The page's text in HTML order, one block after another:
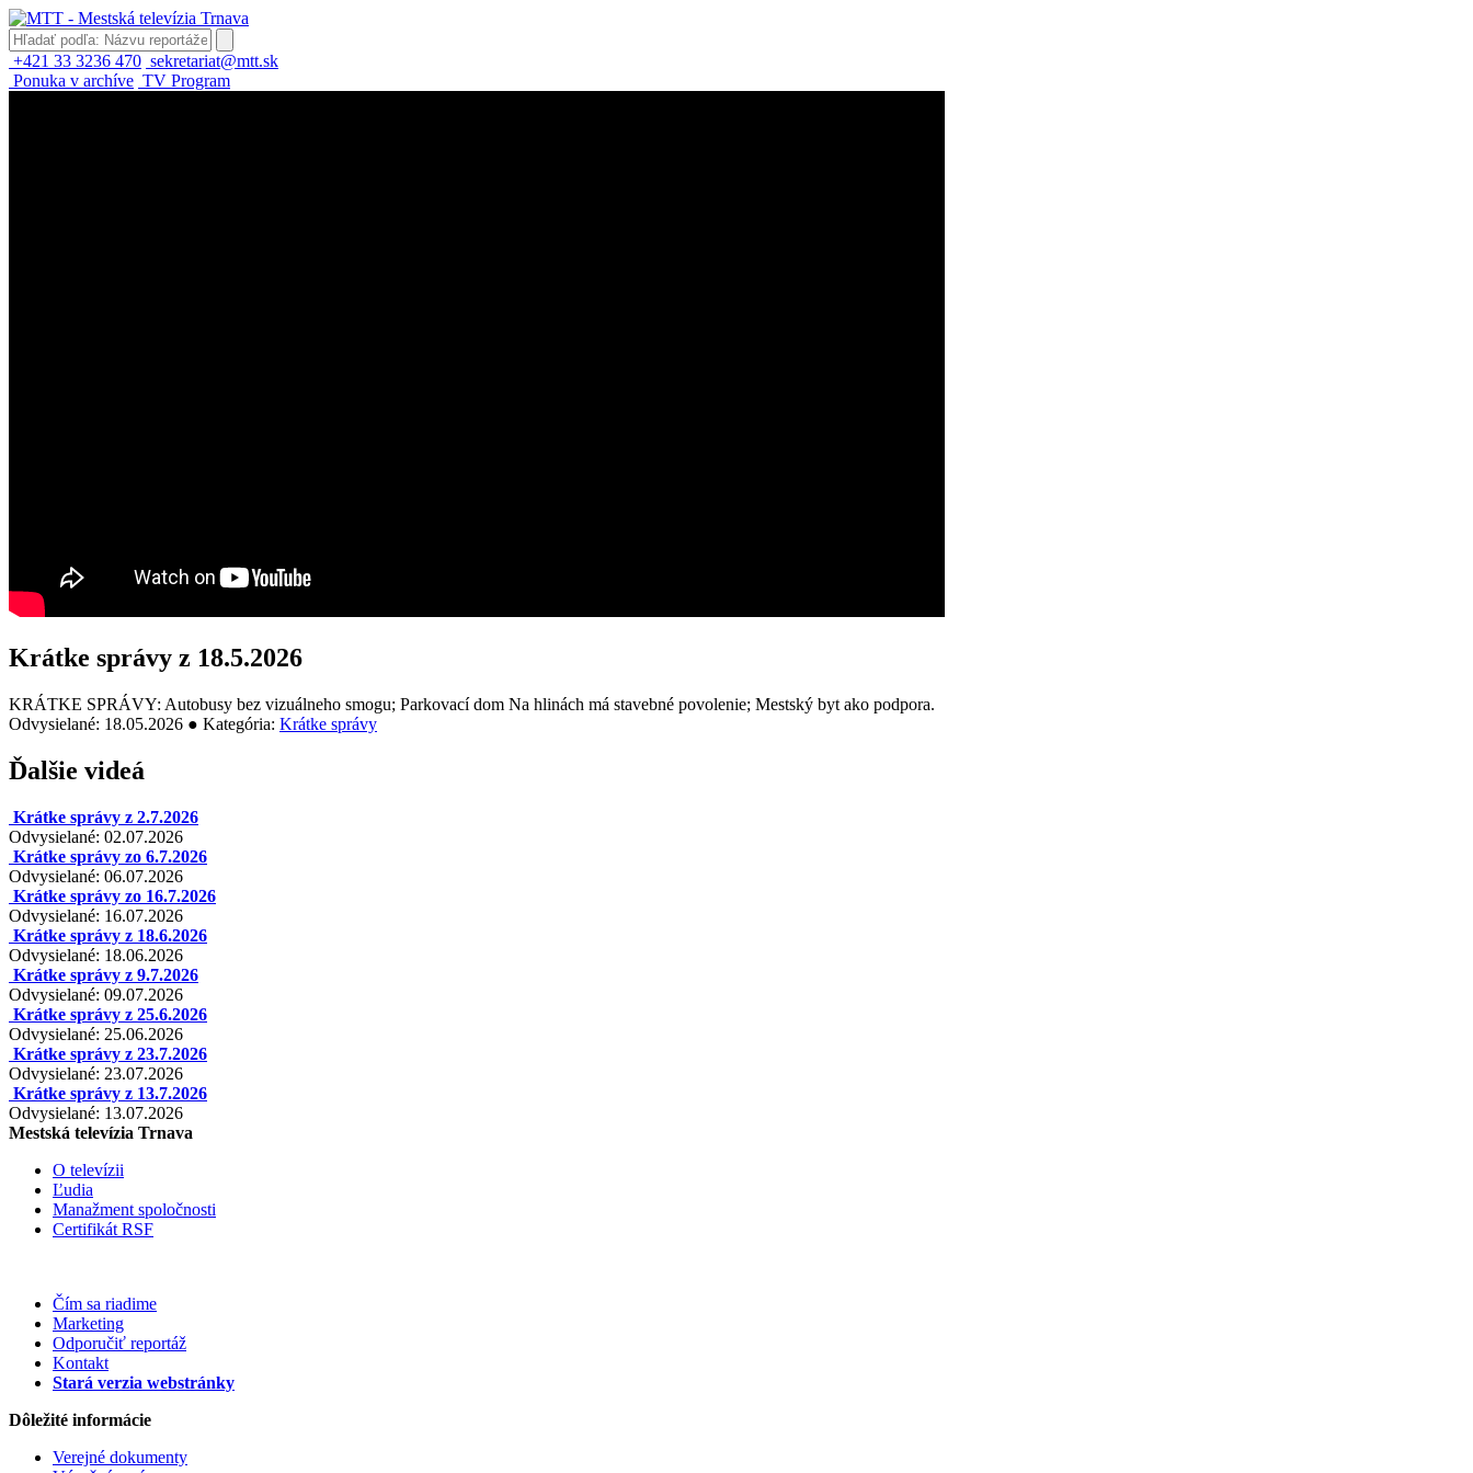
+421 33 3236 470 sekretariat@mtt.sk
Ponuka v archíve TV Program
Krátke správy z 18.5.2026
KRÁTKE SPRÁVY: Autobusy bez vizuálneho smogu; Parkovací dom Na hlinách má stavebné povolenie; Mestský byt ako podpora.
Odvysielané: 18.05.2026 ● Kategória: Krátke správy
Ďalšie videá
Krátke správy z 2.7.2026
Odvysielané: 02.07.2026
Krátke správy zo 6.7.2026
Odvysielané: 06.07.2026
Krátke správy zo 16.7.2026
Odvysielané: 16.07.2026
Krátke správy z 18.6.2026
Odvysielané: 18.06.2026
Krátke správy z 9.7.2026
Odvysielané: 09.07.2026
Krátke správy z 25.6.2026
Odvysielané: 25.06.2026
Krátke správy z 23.7.2026
Odvysielané: 23.07.2026
Krátke správy z 13.7.2026
Odvysielané: 13.07.2026
Mestská televízia Trnava
O televízii
Ľudia
Manažment spoločnosti
Certifikát RSF
Čím sa riadime
Marketing
Odporučiť reportáž
Kontakt
Stará verzia webstránky
Dôležité informácie
Verejné dokumenty